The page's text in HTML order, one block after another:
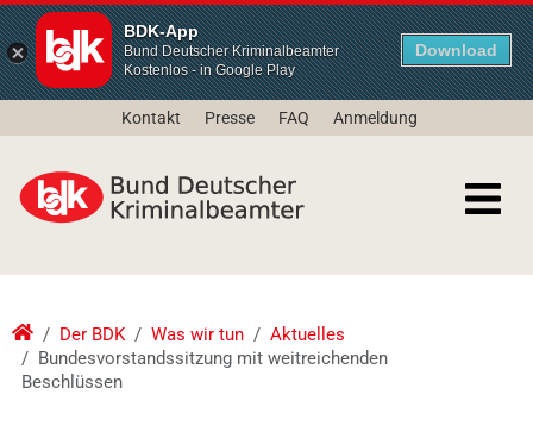
BDK-App
Bund Deutscher Kriminalbeamter
Kostenlos - in Google Play
Download
Kontakt Presse FAQ Anmeldung
Der BDK Was wir tun
Aktuelles
Bundesvorstandssitzung mit weitreichenden
Beschlüssen